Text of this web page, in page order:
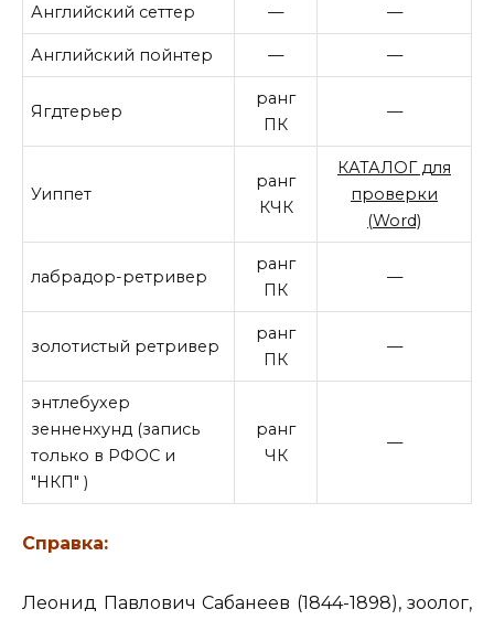
Английский сеттер — —
Английский пойнтер — —
Ягдтерьер
ранг
ПК
—
Уиппет
ранг
КЧК
КАТАЛОГ для
проверки
(Word)
лабрадор-ретривер
ранг
ПК
—
золотистый ретривер
ранг
ПК
—
энтлебухер
зенненхунд (запись
только в РФОС и
"НКП" )
ранг
ЧК
—
Справка:
Леонид Павлович Сабанеев (1844-1898), зоолог,